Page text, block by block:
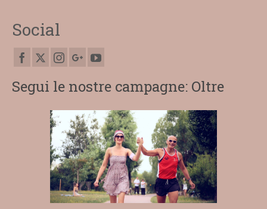
Social
Segui le nostre campagne: Oltre